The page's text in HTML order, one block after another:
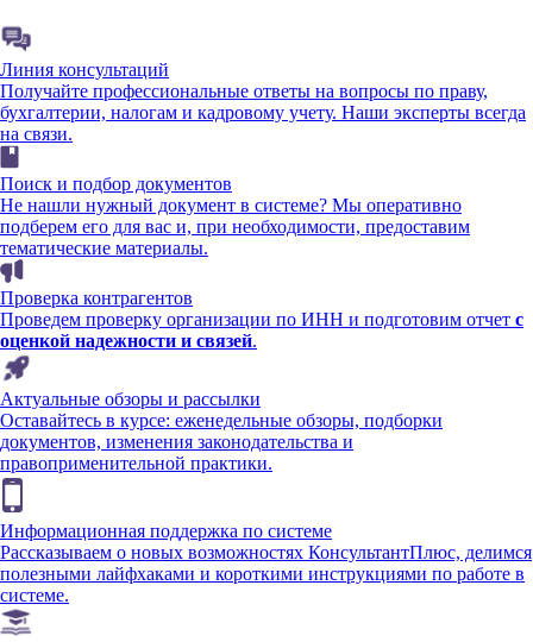
Линия консультаций
Получайте профессиональные ответы на вопросы по праву,
бухгалтерии, налогам и кадровому учету. Наши эксперты всегда
на связи.
Поиск и подбор документов
Не нашли нужный документ в системе? Мы оперативно
подберем его для вас и, при необходимости, предоставим
тематические материалы.
Проверка контрагентов
Проведем проверку организации по ИНН и подготовим отчет с
оценкой надежности и связей.
Актуальные обзоры и рассылки
Оставайтесь в курсе: еженедельные обзоры, подборки
документов, изменения законодательства и
правоприменительной практики.
Информационная поддержка по системе
Рассказываем о новых возможностях КонсультантПлюс, делимся
полезными лайфхаками и короткими инструкциями по работе в
системе.